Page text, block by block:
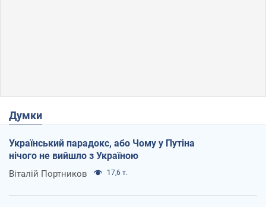
Думки
Український парадокс, або Чому у Путіна
нічого не вийшло з Україною
Віталій Портников 17,6 т.